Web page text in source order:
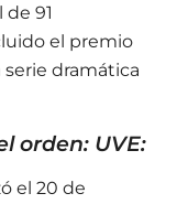
91
el premio
dramática
orden: UVE:
el 20 de